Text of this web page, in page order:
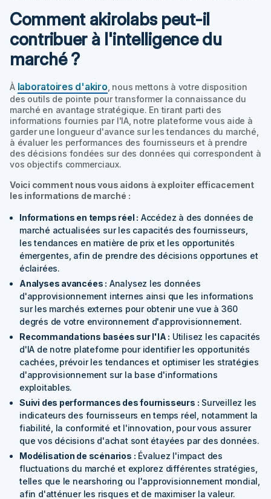
Comment akirolabs peut-il
contribuer à l'intelligence du
marché ?
À laboratoires d'akiro , nous mettons à votre disposition
des outils de pointe pour transformer la connaissance du
marché en avantage stratégique. En tirant parti des
informations fournies par l'IA, notre plateforme vous aide à
garder une longueur d'avance sur les tendances du marché,
à évaluer les performances des fournisseurs et à prendre
des décisions fondées sur des données qui correspondent à
vos objectifs commerciaux.
Voici comment nous vous aidons à exploiter efficacement
les informations de marché :
Informations en temps réel : Accédez à des données de
marché actualisées sur les capacités des fournisseurs,
les tendances en matière de prix et les opportunités
émergentes, afin de prendre des décisions opportunes et
éclairées.
Analyses avancées : Analysez les données
d'approvisionnement internes ainsi que les informations
sur les marchés externes pour obtenir une vue à 360
degrés de votre environnement d'approvisionnement.
Recommandations basées sur l'IA : Utilisez les capacités
d'IA de notre plateforme pour identifier les opportunités
cachées, prévoir les tendances et optimiser les stratégies
d'approvisionnement sur la base d'informations
exploitables.
Suivi des performances des fournisseurs : Surveillez les
indicateurs des fournisseurs en temps réel, notamment la
fiabilité, la conformité et l'innovation, pour vous assurer
que vos décisions d'achat sont étayées par des données.
Modélisation de scénarios : Évaluez l'impact des
fluctuations du marché et explorez différentes stratégies,
telles que le nearshoring ou l'approvisionnement mondial,
afin d'atténuer les risques et de maximiser la valeur.